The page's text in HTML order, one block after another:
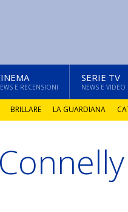
E RECENSIONI
SERIE TV
NEWS E VIDEO
BRILLARE LA GUARDIANA